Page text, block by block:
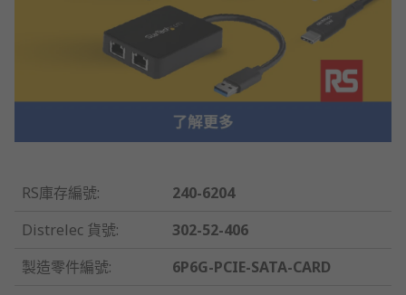
RS庫存編號:
240-6204
Distrelec 貨號:
302-52-406
製造零件編號:
6P6G-PCIE-SATA-CARD